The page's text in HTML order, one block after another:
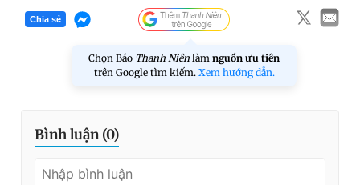
Chia sẻ
Chọn Báo Thanh Niên làm nguồn ưu tiên
trên Google tìm kiếm. Xem hướng dẫn.
Bình luận (0)